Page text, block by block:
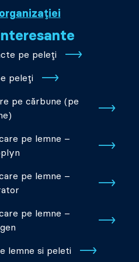
pe peleți
peleți
pe cărbune (pe
pe lemne –
pe lemne –
pe lemne –
lemne si peleti